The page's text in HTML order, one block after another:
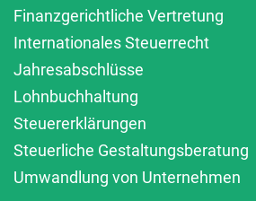
Finanzgerichtliche Vertretung
Internationales Steuerrecht
Jahresabschlüsse
Lohnbuchhaltung
Steuererklärungen
Steuerliche Gestaltungsberatung
Umwandlung von Unternehmen